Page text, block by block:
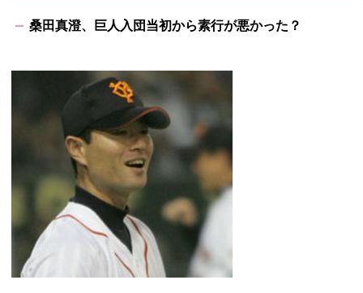
桑田真澄、巨人入団当初から素行が悪かった？